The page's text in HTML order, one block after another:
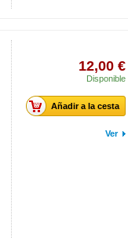
12,00 €
Disponible
Añadir a la cesta
Ver